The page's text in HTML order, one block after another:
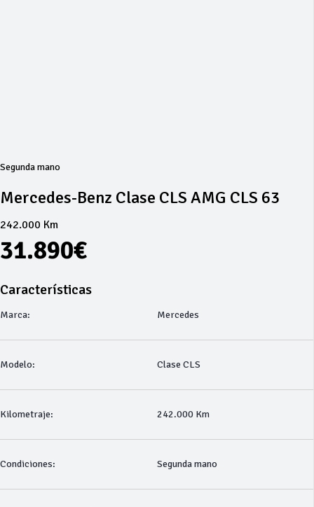
Segunda mano
Mercedes-Benz Clase CLS AMG CLS 63
242.000 Km
31.890€
Características
Marca: Mercedes
Modelo: Clase CLS
Kilometraje: 242.000 Km
Condiciones: Segunda mano